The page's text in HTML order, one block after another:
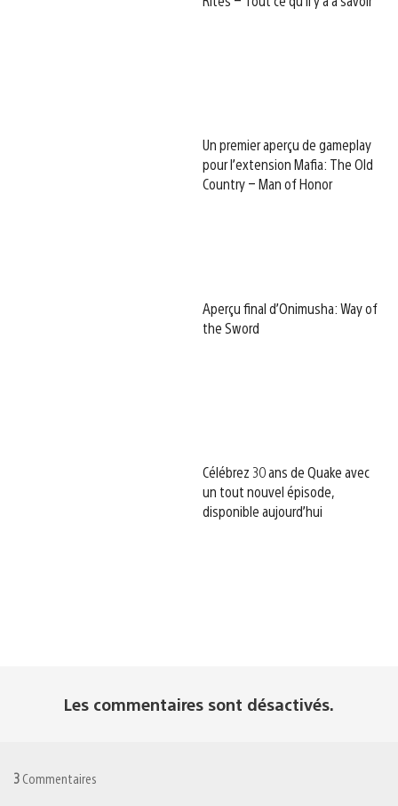
Un premier aperçu de gameplay
pour l’extension Mafia: The Old
Country – Man of Honor
Aperçu final d’Onimusha: Way of
the Sword
Célébrez 30 ans de Quake avec
un tout nouvel épisode,
disponible aujourd’hui
Les commentaires sont désactivés.
3 Commentaires